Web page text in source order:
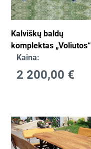
Kalviškų baldų
komplektas „Voliutos“
Kaina:
2 200,00 €